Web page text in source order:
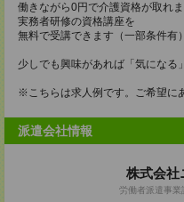
働きながら0円で介護資格が取れま
実務者研修の資格講座を
無料で受講できます（一部条件有）
少しでも興味があれば「気になる
※こちらは求人例です。ご希望に
派遣会社情報
株式会社
労働者派遣事